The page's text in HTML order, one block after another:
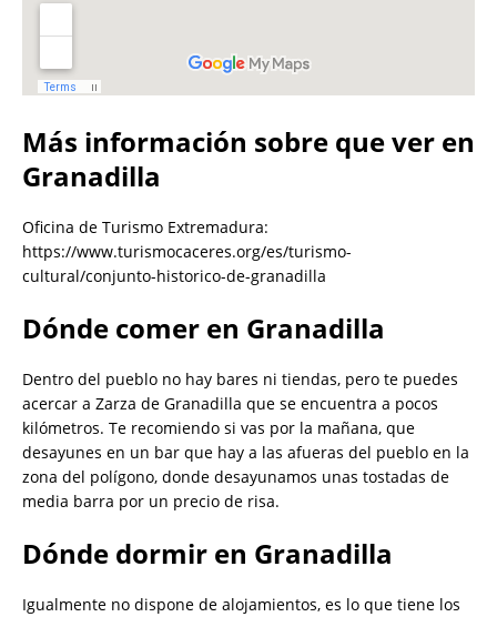
Más información sobre que ver en
Granadilla
Oficina de Turismo Extremadura:
https://www.turismocaceres.org/es/turismo-
cultural/conjunto-historico-de-granadilla
Dónde comer en Granadilla
Dentro del pueblo no hay bares ni tiendas, pero te puedes
acercar a Zarza de Granadilla que se encuentra a pocos
kilómetros. Te recomiendo si vas por la mañana, que
desayunes en un bar que hay a las afueras del pueblo en la
zona del polígono, donde desayunamos unas tostadas de
media barra por un precio de risa.
Dónde dormir en Granadilla
Igualmente no dispone de alojamientos, es lo que tiene los